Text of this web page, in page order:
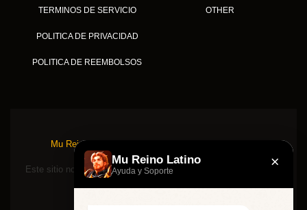
TERMINOS DE SERVICIO
POLITICA DE PRIVACIDAD
POLITICA DE REEMBOLSOS
OTHER
Mu Reino Latino © 2026, TODOS LOS DERECHOS
RESERVADOS.
Este sitio no está asociado ni respaldado de ninguna manera por
Mu Reino Latino
Ayuda y Soporte ×